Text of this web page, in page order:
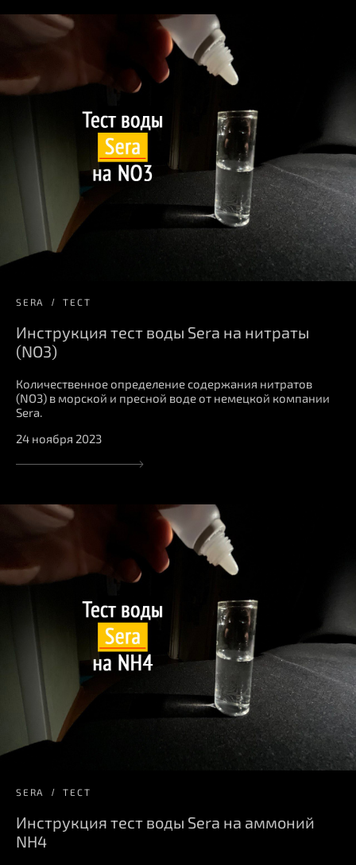
SERA ТЕСТ
Инструкция тест воды Sera на нитраты
(NO3)
Количественное определение содержания нитратов
(NO3) в морской и пресной воде от немецкой компании
Sera.
24 ноября 2023
SERA ТЕСТ
Инструкция тест воды Sera на аммоний
NH4